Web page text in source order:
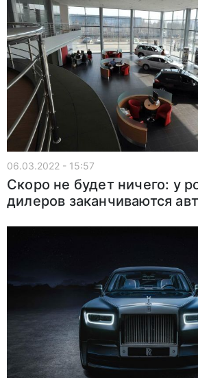
06.03.2022 - 15:57
Скоро не будет ничего: у
дилеров заканчиваются